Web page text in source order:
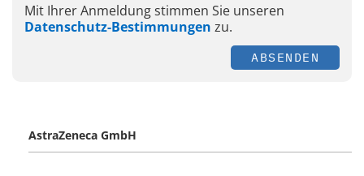
Mit Ihrer Anmeldung stimmen Sie unseren
Datenschutz-Bestimmungen zu.
ABSENDEN
AstraZeneca GmbH